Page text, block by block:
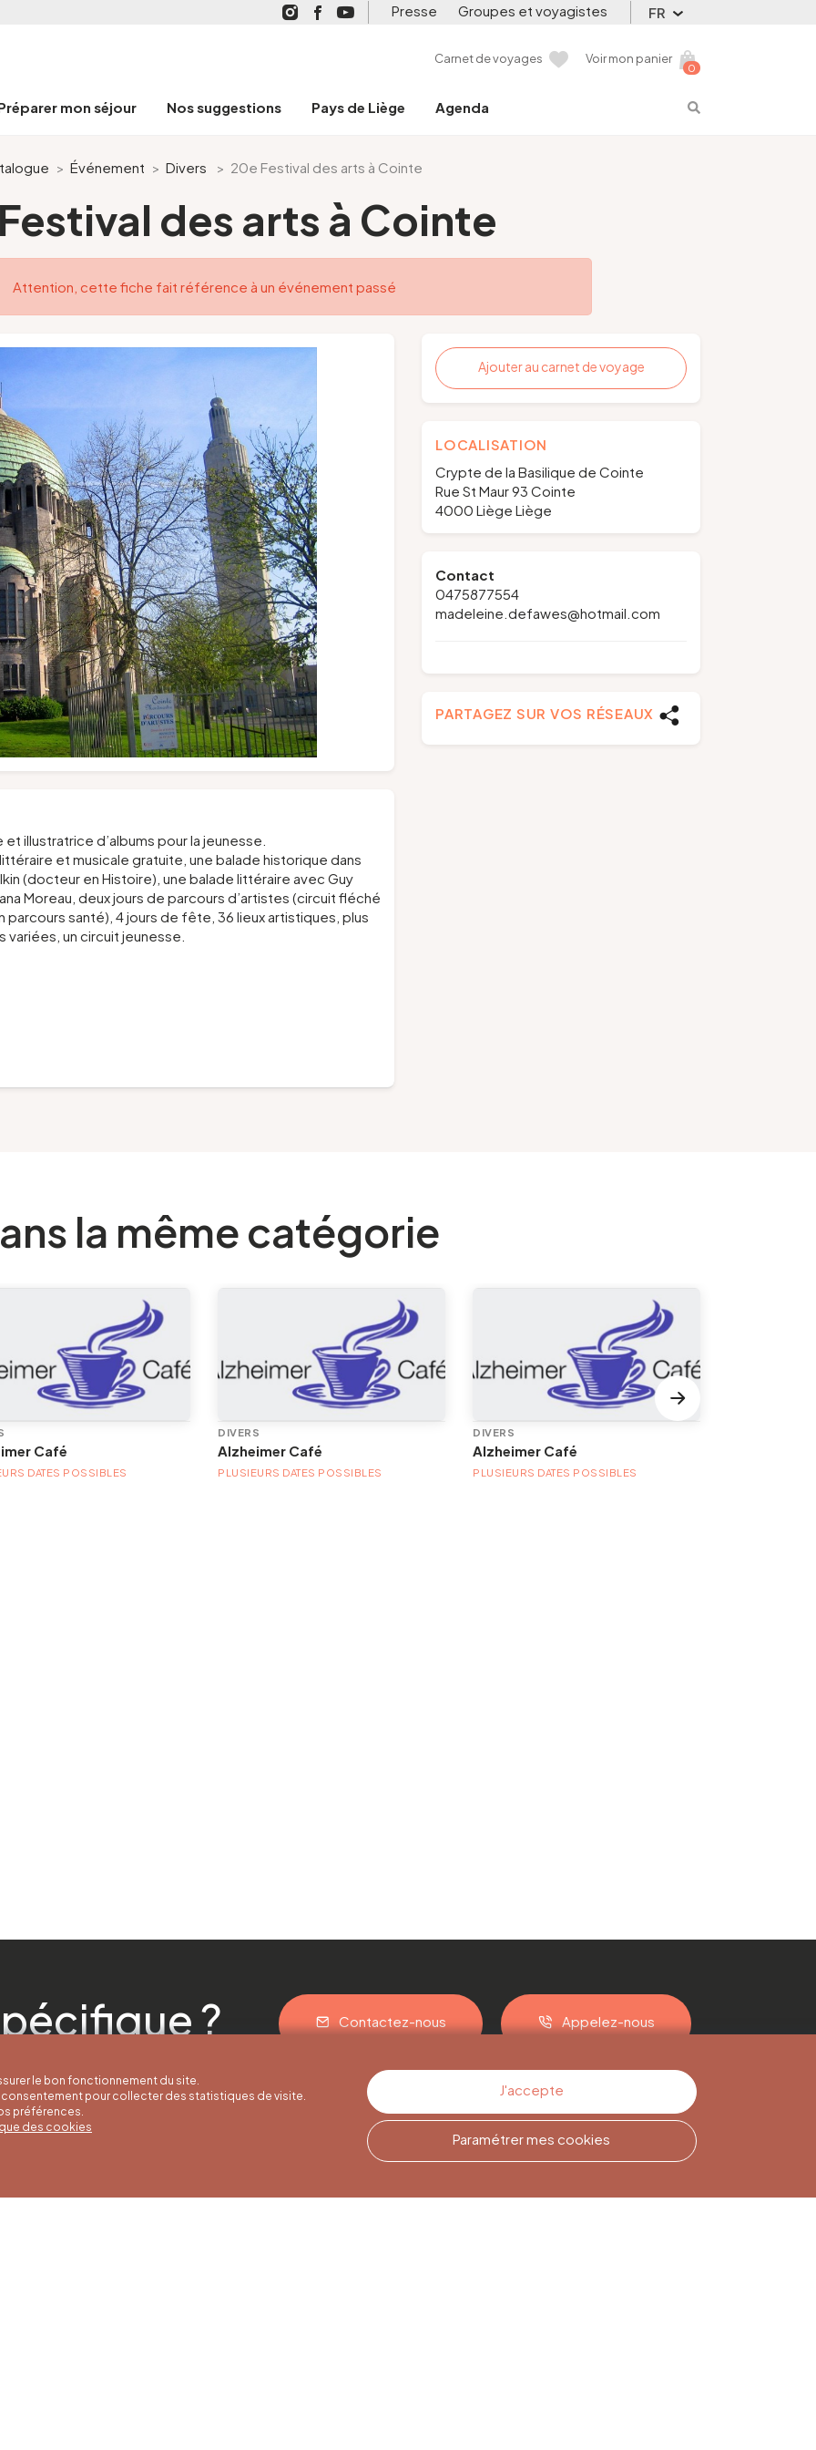
Presse Groupes et voyagistes FR
Carnet de voyages
0
Voir mon panier
mon séjour Nos suggestions Pays de Liège Agenda
> Événement > Divers > 20e Festival des arts à Cointe
des arts à Cointe
Attention, cette fiche fait référence à un événement passé
illustratrice d’albums pour la jeunesse.
et musicale gratuite, une balade historique dans
(docteur en Histoire), une balade littéraire avec Guy
Moreau, deux jours de parcours d’artistes (circuit fléché
parcours santé), 4 jours de fête, 36 lieux artistiques, plus
un circuit jeunesse.
Ajouter au carnet de voyage
LOCALISATION
Crypte de la Basilique de Cointe
Rue St Maur 93 Cointe
4000 Liège Liège
Contact
0475877554
madeleine.defawes@hotmail.com
PARTAGEZ SUR VOS RÉSEAUX
la même catégorie
Café
DATES POSSIBLES
DIVERS
Alzheimer Café
PLUSIEURS DATES POSSIBLES
DIVERS
Alzheimer Café
PLUSIEURS DATES POSSIBLES
? Contactez-nous Appelez-nous
Inscription à la
le bon fonctionnement du site.
pour collecter des statistiques de visite.
préférences.
des cookies
J'accepte
Paramétrer mes cookies